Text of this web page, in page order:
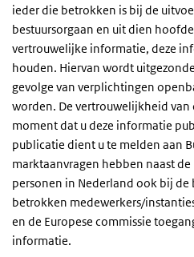
ieder die betrokken is bij de
bestuursorgaan en uit dien
vertrouwelijke informatie, deze
houden. Hiervan wordt
gevolge van verplichtingen
worden. De vertrouwelijkheid
moment dat u deze informatie
publicatie dient u te melden aan
marktaanvragen hebben naast
personen in Nederland ook bij
betrokken medewerkers/
en de Europese commissie
informatie.